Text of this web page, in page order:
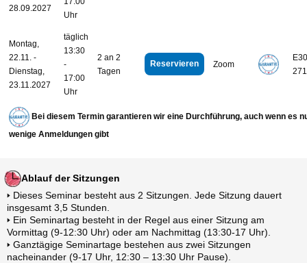
28.09.2027
Uhr
Montag,
22.11. -
Dienstag,
23.11.2027
täglich
13:30
-
17:00
Uhr
2 an 2
Tagen
Reservieren Zoom
Bei diesem Termin garantieren wir eine Durchführung, auch wenn es
wenige Anmeldungen gibt
Ablauf der Sitzungen
🢒 Dieses Seminar besteht aus 2 Sitzungen. Jede Sitzung dauert
insgesamt 3,5 Stunden.
🢒 Ein Seminartag besteht in der Regel aus einer Sitzung am
Vormittag (9-12:30 Uhr) oder am Nachmittag (13:30-17 Uhr).
🢒 Ganztägige Seminartage bestehen aus zwei Sitzungen
nacheinander (9-17 Uhr, 12:30 – 13:30 Uhr Pause).